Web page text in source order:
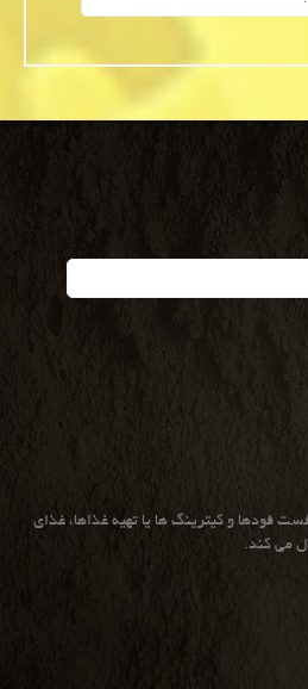
فودها و كیترینگ ها یا تهیه غذاها، غذای
می كند.